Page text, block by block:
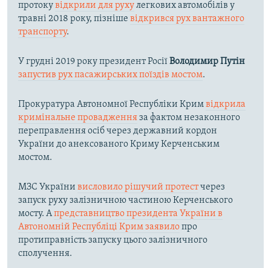
протокувідкрили для рухулегкових автомобілів у
травні 2018 року, пізніше відкрився рух вантажного
транспорту.
У грудні 2019 року президент РосіїВолодимир Путін
запустив рух пасажирських поїздів мостом.
Прокуратура Автономної Республіки Кримвідкрила
кримінальне провадженняза фактом незаконного
переправлення осіб через державний кордон
України до анексованого Криму Керченським
мостом.
МЗС України висловило рішучий протестчерез
запуск руху залізничною частиною Керченського
мосту. Апредставництво президента України в
Автономній Республіці Крим заявилопро
протиправність запуску цього залізничного
сполучення.